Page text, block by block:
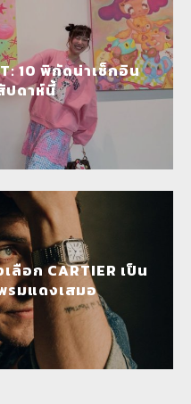
10 พิกัดน่าเช็กอิน
ปดาห์นี้
ลือก CARTIER เป็น
รมแดงเสมอ